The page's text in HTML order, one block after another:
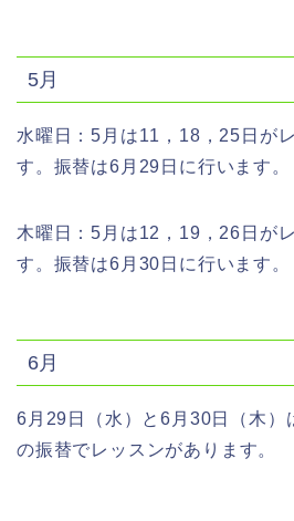
5月
水曜日：5月は11，18，25日が
す。振替は6月29日に行います。
木曜日：5月は12，19，26日が
す。振替は6月30日に行います。
6月
6月29日（水）と6月30日（木）
の振替でレッスンがあります。